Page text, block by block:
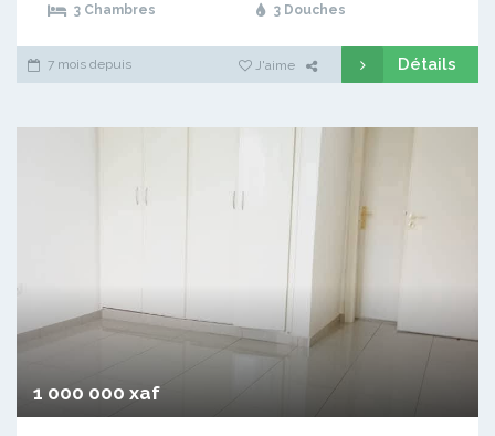
3 Chambres 3 Douches
7 mois depuis J'aime Détails
1 000 000 xaf